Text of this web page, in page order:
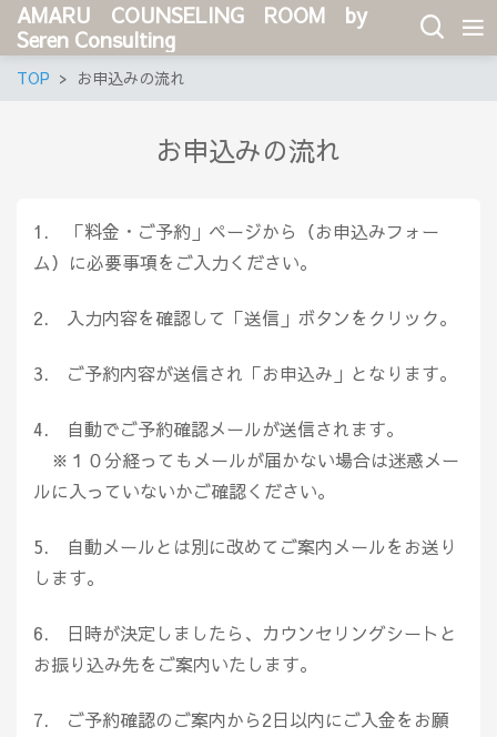
AMARU COUNSELING ROOM by
Seren Consulting
TOP お申込みの流れ
お申込みの流れ
1. 「料金・ご予約」ページから（お申込みフォー
ム）に必要事項をご入力ください。
2. 入力内容を確認して「送信」ボタンをクリック。
3. ご予約内容が送信され「お申込み」となります。
4. 自動でご予約確認メールが送信されます。
※１０分経ってもメールが届かない場合は迷惑メー
ルに入っていないかご確認ください。
5. 自動メールとは別に改めてご案内メールをお送り
します。
6. 日時が決定しましたら、カウンセリングシートと
お振り込み先をご案内いたします。
7. ご予約確認のご案内から2日以内にご入金をお願